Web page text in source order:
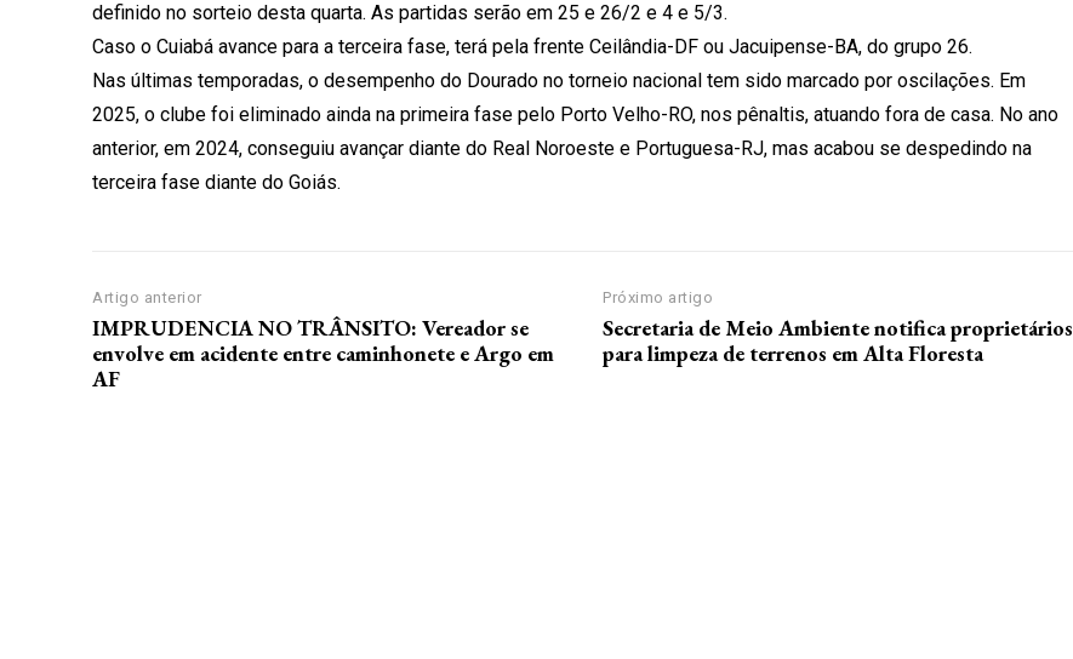
definido no sorteio desta quarta. As partidas serão em 25 e 26/2 e 4 e 5/3.
Caso o Cuiabá avance para a terceira fase, terá pela frente Ceilândia-DF ou Jacuipense-BA, do grupo 26.
Nas últimas temporadas, o desempenho do Dourado no torneio nacional tem sido marcado por oscilações. Em
2025, o clube foi eliminado ainda na primeira fase pelo Porto Velho-RO, nos pênaltis, atuando fora de casa. No ano
anterior, em 2024, conseguiu avançar diante do Real Noroeste e Portuguesa-RJ, mas acabou se despedindo na
terceira fase diante do Goiás.
Artigo anterior
IMPRUDENCIA NO TRÂNSITO: Vereador se
envolve em acidente entre caminhonete e Argo em
AF
Próximo artigo
Secretaria de Meio Ambiente notifica proprietários
para limpeza de terrenos em Alta Floresta